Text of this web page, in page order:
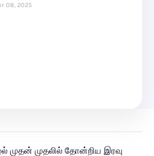
08, 2025
முதன் முதலில் தோன்றிய இரவு